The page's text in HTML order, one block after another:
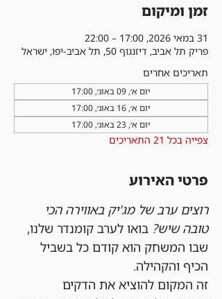
זמן ומיקום
31 במאי 2026, 17:00 – 22:00
פריק תל אביב, דיזנגוף 50, תל אביב-יפו, ישראל
תאריכים אחרים
יום א׳, 09 באוג׳, 17:00
יום א׳, 16 באוג׳, 17:00
יום א׳, 23 באוג׳, 17:00
צפייה בכל 21 התאריכים
פרטי האירוע
רוצים ערב של מג'יק באווירה הכי
טובה שיש? בואו לערב קומנדר שלנו,
שבו המשחק הוא קודם כל בשביל
הכיף והקהילה.
זה המקום להוציא את הדקים